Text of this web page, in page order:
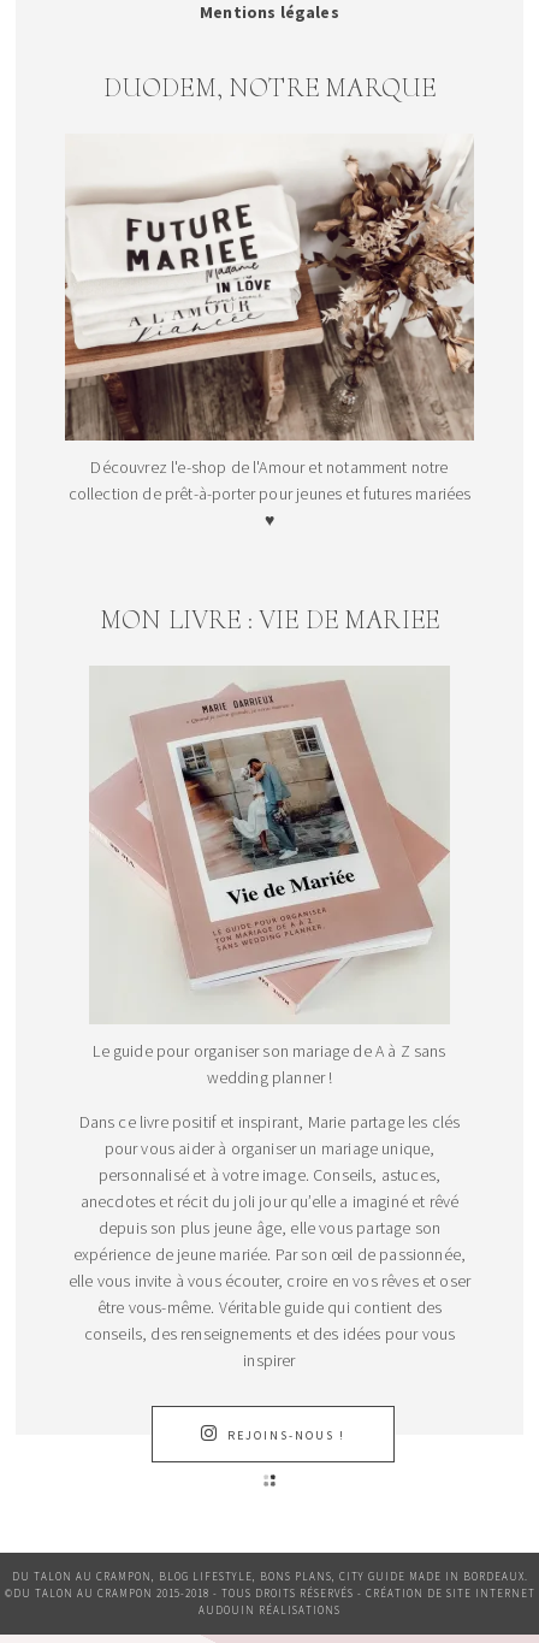
Mentions légales
DUODEM, NOTRE MARQUE
Découvrez l'e-shop de l'Amour et notamment notre
collection de prêt-à-porter pour jeunes et futures mariées
♥
MON LIVRE : VIE DE MARIEE
Le guide pour organiser son mariage de A à Z sans
wedding planner !
Dans ce livre positif et inspirant, Marie partage les clés
pour vous aider à organiser un mariage unique,
personnalisé et à votre image. Conseils, astuces,
anecdotes et récit du joli jour qu’elle a imaginé et rêvé
depuis son plus jeune âge, elle vous partage son
expérience de jeune mariée. Par son œil de passionnée,
elle vous invite à vous écouter, croire en vos rêves et oser
être vous-même. Véritable guide qui contient des
conseils, des renseignements et des idées pour vous
inspirer
REJOINS-NOUS !
DU TALON AU CRAMPON, BLOG LIFESTYLE, BONS PLANS, CITY GUIDE MADE IN BORDEAUX.
©DU TALON AU CRAMPON 2015-2018 - TOUS DROITS RÉSERVÉS - CRÉATION DE SITE INTERNET
AUDOUIN RÉALISATIONS